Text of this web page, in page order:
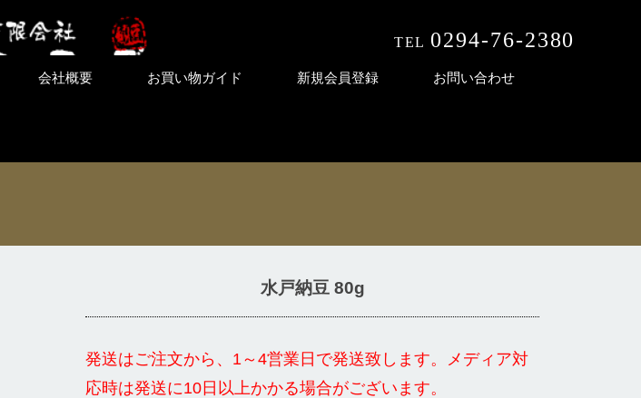
TEL 0294-76-2380
会社概要 お買い物ガイド 新規会員登録 お問い合わせ
水戸納豆 80g
発送はご注文から、1～4営業日で発送致します。メディア対
応時は発送に10日以上かかる場合がございます。